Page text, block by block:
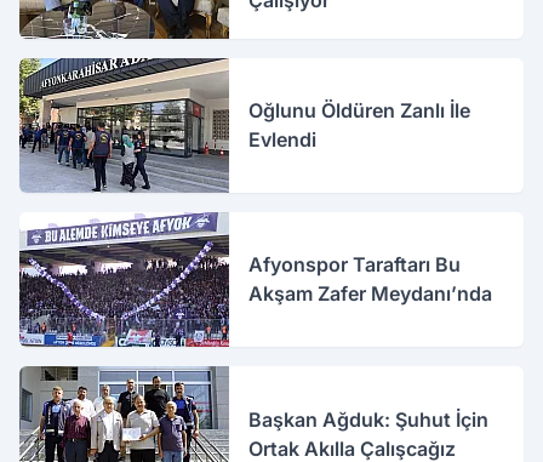
Oğlunu Öldüren Zanlı İle
Evlendi
Afyonspor Taraftarı Bu
Akşam Zafer Meydanı’nda
Başkan Ağduk: Şuhut İçin
Ortak Akılla Çalışcağız